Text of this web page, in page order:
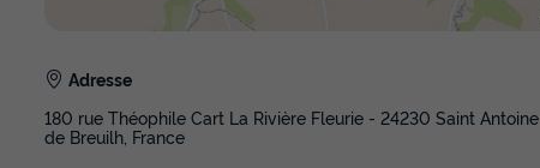
Adresse
180 rue Théophile Cart La Rivière Fleurie - 24230 Saint Antoine
de Breuilh, France